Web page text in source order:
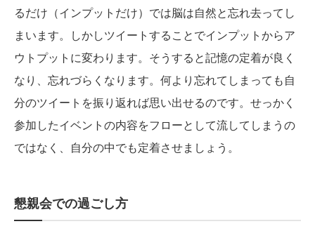
るだけ（インプットだけ）では脳は自然と忘れ去ってし
まいます。しかしツイートすることでインプットからア
ウトプットに変わります。そうすると記憶の定着が良く
なり、忘れづらくなります。何より忘れてしまっても自
分のツイートを振り返れば思い出せるのです。せっかく
参加したイベントの内容をフローとして流してしまうの
ではなく、自分の中でも定着させましょう。
懇親会での過ごし方